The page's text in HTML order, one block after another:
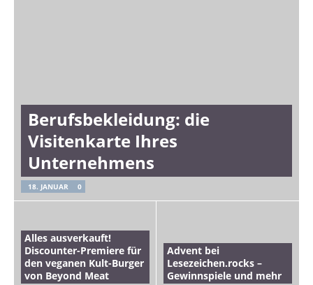
Berufsbekleidung: die
Visitenkarte Ihres
Unternehmens
18. JANUAR 0
Alles ausverkauft!
Discounter-Premiere für
den veganen Kult-Burger
von Beyond Meat
Advent bei
Lesezeichen.rocks –
Gewinnspiele und mehr